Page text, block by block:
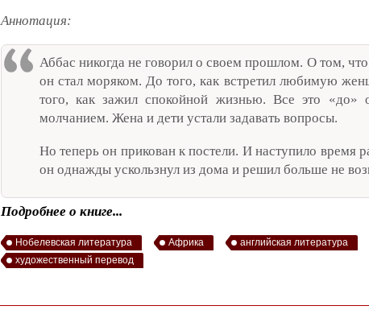
Аннотация:
Аббас никогда не говорил о своем прошлом. О том,
он стал моряком. До того, как встретил любимую
того, как зажил спокойной жизнью. Все это «до»
молчанием. Жена и дети устали задавать вопросы.
Но теперь он прикован к постели. И наступило время
он однажды ускользнул из дома и решил больше не
Подробнее о книге...
Нобелевская литература Африка
английская литература
художественный перевод